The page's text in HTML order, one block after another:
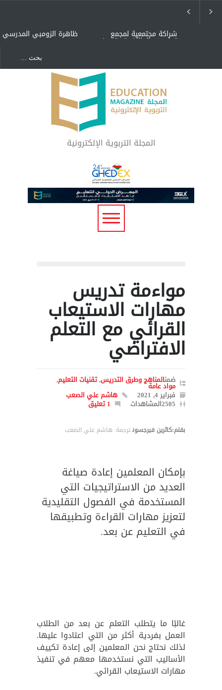
ظاهرة الزومبي المدرسي شراكة مجتمعية لمجمع
تعليمي بالطائف تستهدف
"كنت أنضرب ومافيني إلا
العافية" هل هذا مبرر
لاستمرار أسلوب التربية
المتوارث؟
لماذا تعد برامج توعية الأطفال
بخصوصية الجسد وقاية لا
فضول؟
المجلة التربوية الإلكترونية
مواءمة تدريس
مهارات الاستيعاب
القرائي مع التعلم
الافتراضي
ضمنالمناهج وطرق التدريس,تقنيات التعليم,
مواد عامة
فبراير 4, 2021 هاشم علي الصعب
2505المشاهدات 1 تعليق
بقلم:كاثرين فيرجسونترجمة: هاشم علي الصعب
بإمكان المعلمين إعادة صياغة
العديد من الاستراتيجيات التي
المستخدمة في الفصول التقليدية
لتعزيز مهارات القراءة وتطبيقها
في التعليم عن بعد.
غالبًا ما يتطلب التعلم عن بعد من الطلاب
العمل بفردية أكثر من التي اعتادوا عليها.
لذلك نحتاج نحن المعلمين إلى إعادة تكييف
الأساليب التي نستخدمها معهم في تنفيذ
مهارات الاستيعاب القرائي.